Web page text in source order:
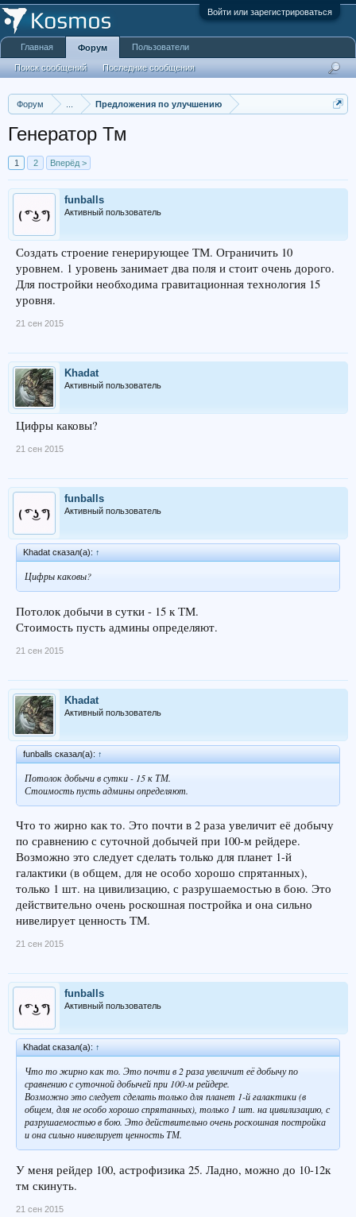
Войти или зарегистрироваться
Форум Предложения по улучшению
Генератор Тм
1 2 Вперёд >
funballs
Активный пользователь
Создать строение генерирующее ТМ. Ограничить 10
уровнем. 1 уровень занимает два поля и стоит очень дорого.
Для постройки необходима гравитационная технология 15
уровня.
21 сен 2015
Khadat
Активный пользователь
Цифры каковы?
21 сен 2015
funballs
Активный пользователь
Khadat сказал(а): ↑
Цифры каковы?
Потолок добычи в сутки - 15 к ТМ.
Стоимость пусть админы определяют.
21 сен 2015
Khadat
Активный пользователь
funballs сказал(а): ↑
Потолок добычи в сутки - 15 к ТМ.
Стоимость пусть админы определяют.
Что то жирно как то. Это почти в 2 раза увеличит её добычу
по сравнению с суточной добычей при 100-м рейдере.
Возможно это следует сделать только для планет 1-й
галактики (в общем, для не особо хорошо спрятанных),
только 1 шт. на цивилизацию, с разрушаемостью в бою. Это
действительно очень роскошная постройка и она сильно
нивелирует ценность ТМ.
21 сен 2015
funballs
Активный пользователь
Khadat сказал(а): ↑
Что то жирно как то. Это почти в 2 раза увеличит её добычу по
сравнению с суточной добычей при 100-м рейдере.
Возможно это следует сделать только для планет 1-й галактики (в
общем, для не особо хорошо спрятанных), только 1 шт. на цивилизацию, с
разрушаемостью в бою. Это действительно очень роскошная постройка
и она сильно нивелирует ценность ТМ.
У меня рейдер 100, астрофизика 25. Ладно, можно до 10-12к
тм скинуть.
21 сен 2015
Главная Форум
Поиск сообщений Последние сообщения
Пользователи